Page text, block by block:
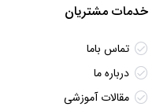
خدمات مشتریان
تماس باما
درباره ما
مقالات آموزشی